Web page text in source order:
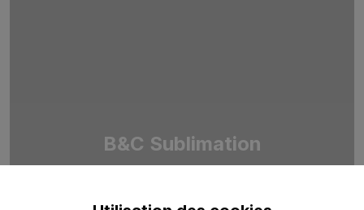
B&C Sublimation
haute définition.